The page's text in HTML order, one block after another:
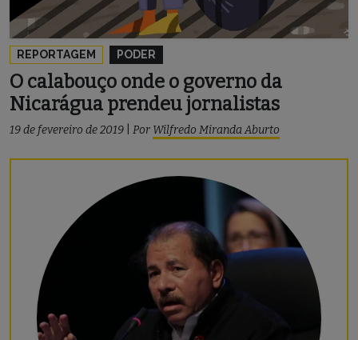
REPORTAGEM PODER
O calabouço onde o governo da
Nicarágua prendeu jornalistas
19 de fevereiro de 2019 Por Wilfredo Miranda Aburto